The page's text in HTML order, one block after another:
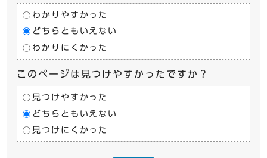
わかりやすかった
どちらともいえない
わかりにくかった
このページは見つけやすかったですか？
見つけやすかった
どちらともいえない
見つけにくかった